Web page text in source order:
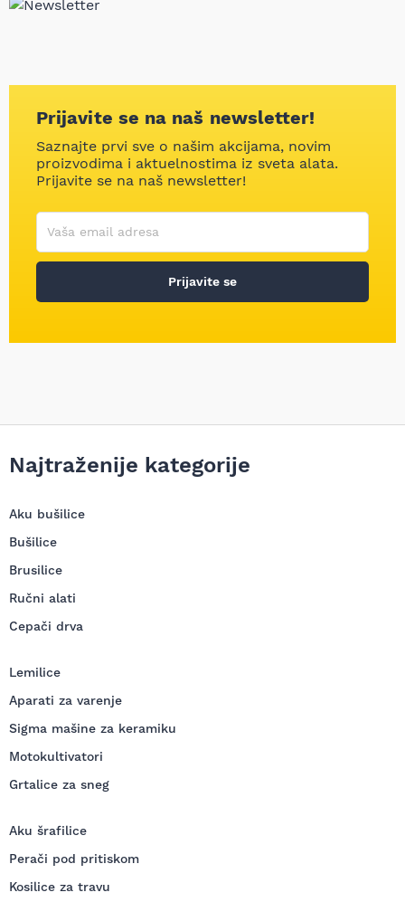
Prijavite se na naš newsletter!
Saznajte prvi sve o našim akcijama, novim
proizvodima i aktuelnostima iz sveta alata.
Prijavite se na naš newsletter!
Korisničko ime
Vaša email adresa
Prijavite se
Najtraženije kategorije
Aku bušilice
Bušilice
Brusilice
Ručni alati
Cepači drva
Lemilice
Aparati za varenje
Sigma mašine za keramiku
Motokultivatori
Grtalice za sneg
Aku šrafilice
Perači pod pritiskom
Kosilice za travu